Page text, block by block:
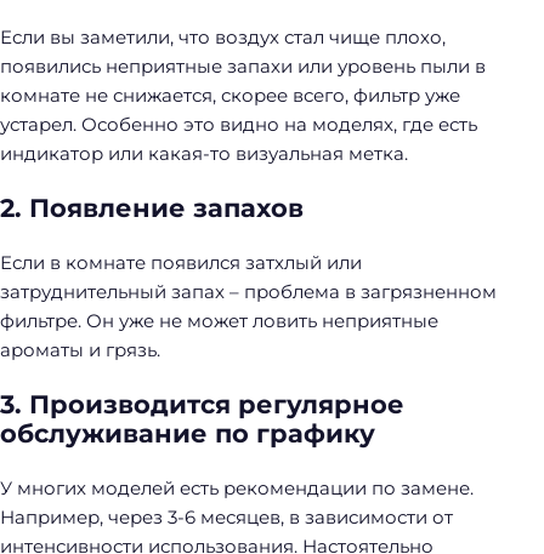
Если вы заметили, что воздух стал чище плохо,
появились неприятные запахи или уровень пыли в
комнате не снижается, скорее всего, фильтр уже
устарел. Особенно это видно на моделях, где есть
индикатор или какая-то визуальная метка.
2. Появление запахов
Если в комнате появился затхлый или
затруднительный запах – проблема в загрязненном
фильтре. Он уже не может ловить неприятные
ароматы и грязь.
3. Производится регулярное
обслуживание по графику
У многих моделей есть рекомендации по замене.
Например, через 3-6 месяцев, в зависимости от
интенсивности использования. Настоятельно